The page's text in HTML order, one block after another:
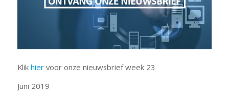
Klik hiervoor onze nieuwsbrief week 23
Juni 2019